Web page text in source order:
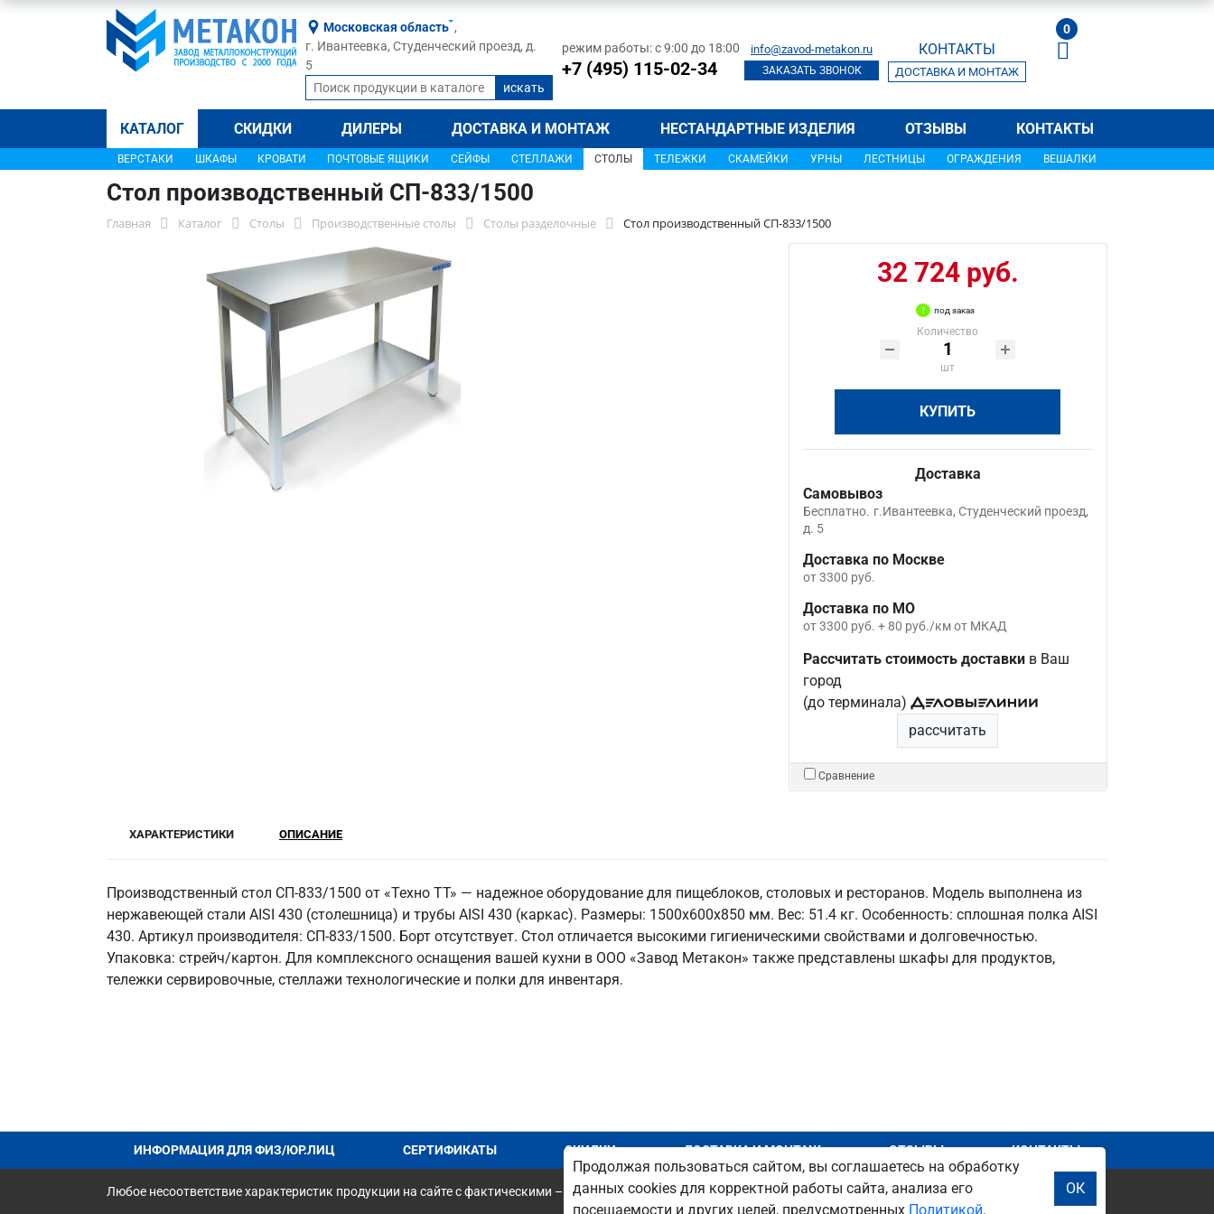
Московская область ,
г. Ивантеевка, Студенческий проезд, д.
5
режим работы: с 9:00 до 18:00
+7 (495) 115-02-34
info@zavod-metakon.ru
ЗАКАЗАТЬ ЗВОНОК
КОНТАКТЫ
ДОСТАВКА И МОНТАЖ
0
КАТАЛОГ СКИДКИ ДИЛЕРЫ ДОСТАВКА И МОНТАЖ НЕСТАНДАРТНЫЕ ИЗДЕЛИЯ ОТЗЫВЫ КОНТАКТЫ
ВЕРСТАКИ ШКАФЫ КРОВАТИ ПОЧТОВЫЕ ЯЩИКИ СЕЙФЫ СТЕЛЛАЖИ СТОЛЫ ТЕЛЕЖКИ СКАМЕЙКИ УРНЫ ЛЕСТНИЦЫ ОГРАЖДЕНИЯ ВЕШАЛКИ
Стол производственный СП-833/1500
Главная Каталог Столы Производственные столы Столы разделочные Стол производственный СП-833/1500
32 724 руб.
под заказ
Количество
шт
КУПИТЬ
Доставка
Самовывоз
Бесплатно. г.Ивантеевка, Студенческий проезд,
д. 5
Доставка по Москве
от 3300 руб.
Доставка по МО
от 3300 руб. + 80 руб./км от МКАД
Рассчитать стоимость доставкив Ваш
город
(до терминала)
рассчитать
Сравнение
ХАРАКТЕРИСТИКИ ОПИСАНИЕ
Производственный стол СП-833/1500 от «Техно ТТ» — надежное оборудование для пищеблоков, столовых и ресторанов. Модель выполнена из
нержавеющей стали AISI 430 (столешница) и трубы AISI 430 (каркас). Размеры: 1500x600x850 мм. Вес: 51.4 кг. Особенность: сплошная полка AISI
430. Артикул производителя: СП-833/1500. Борт отсутствует. Стол отличается высокими гигиеническими свойствами и долговечностью.
Упаковка: стрейч/картон. Для комплексного оснащения вашей кухни в ООО «Завод Метакон» также представлены шкафы для продуктов,
тележки сервировочные, стеллажи технологические и полки для инвентаря.
ИНФОРМАЦИЯ ДЛЯ ФИЗ/ЮР.ЛИЦ СЕРТИФИКАТЫ СКИДКИ ДОСТАВКА И МОНТАЖ ОТЗЫВЫ КОНТАКТЫ
Любое несоответствие характеристик продукции на сайте с фактическими – является опечаткой.
Продолжая пользоваться сайтом, вы соглашаетесь на обработку
данных cookies для корректной работы сайта, анализа его
посещаемости и других целей, предусмотренных Политикой.
ОК